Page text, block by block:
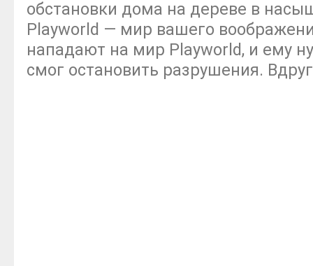
обстановки дома на дереве в
Playworld — мир вашего
нападают на мир Playworld, и ему
смог остановить разрушения.